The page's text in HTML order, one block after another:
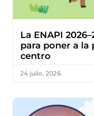
La ENAPI
para poner a la
centro
24 julio, 2026